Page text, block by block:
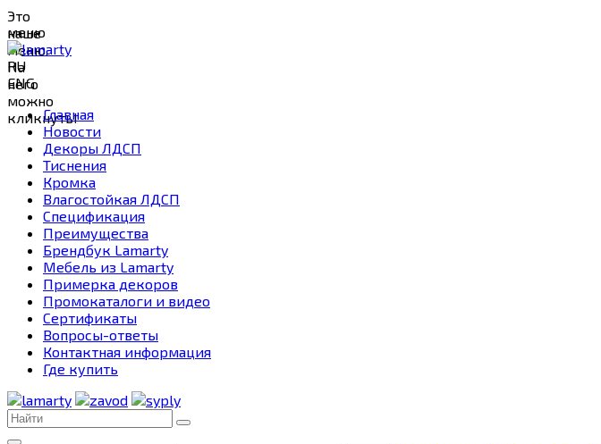
Это
наше
меню.
На
него
можно
кликнуть!
меню
RU
ENG
Главная
Новости
Декоры ЛДСП
Тиснения
Кромка
Влагостойкая ЛДСП
Спецификация
Преимущества
Брендбук Lamarty
Мебель из Lamarty
Примерка декоров
Промокаталоги и видео
Сертификаты
Вопросы-ответы
Контактная информация
Где купить